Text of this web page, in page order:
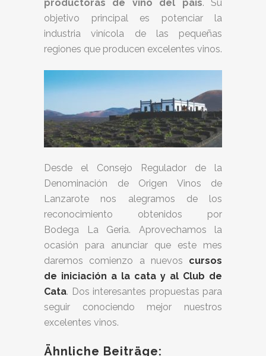
productoras de vino del país. Su
objetivo principal es potenciar la
industria vinícola de las pequeñas
regiones que producen excelentes vinos.
Desde el Consejo Regulador de la
Denominación de Origen Vinos de
Lanzarote nos alegramos de los
reconocimiento obtenidos por
Bodega La Geria. Aprovechamos la
ocasión para anunciar que este mes
daremos comienzo a nuevos cursos
de iniciación a la cata y al Club de
Cata. Dos interesantes propuestas para
seguir conociendo mejor nuestros
excelentes vinos.
Ähnliche Beiträge: